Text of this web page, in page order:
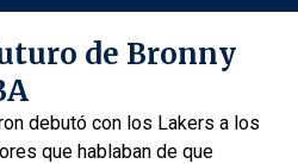
de Bronny
debutó con los Lakers a los
que hablaban de que